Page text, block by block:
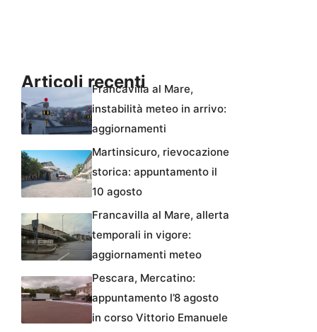
Articoli recenti
Francavilla al Mare,
instabilità meteo in arrivo:
aggiornamenti
Martinsicuro, rievocazione
storica: appuntamento il
10 agosto
Francavilla al Mare, allerta
temporali in vigore:
aggiornamenti meteo
Pescara, Mercatino:
appuntamento l’8 agosto
in corso Vittorio Emanuele